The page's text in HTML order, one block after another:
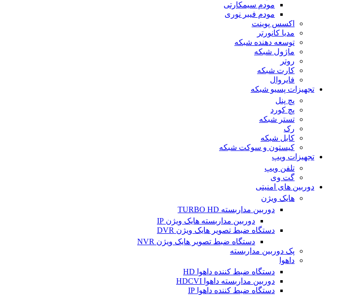
مودم سیمکارتی
مودم فیبر نوری
اکسس پوینت
مدیا کانورتر
توسعه دهنده شبکه
ماژول شبکه
روتر
کارت شبکه
فایروال
تجهیزات پسیو شبکه
پچ پنل
پچ کورد
تستر شبکه
رک
کابل شبکه
کیستون و سوکت شبکه
تجهیزات ویپ
تلفن ویپ
گت وی
دوربین های امنیتی
هایک ویژن
دوربین مداربسته TURBO HD
دوربین مداربسته هایک ویژن IP
دستگاه ضبط تصویر هایک ویژن DVR
دستگاه ضبط تصویر هایک ویژن NVR
پک دوربین مداربسته
داهوا
دستگاه ضبط کننده داهوا HD
دوربین مداربسته داهوا HDCVI
دستگاه ضبط کننده داهوا IP